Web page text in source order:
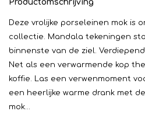
Productomschrijving
Deze vrolijke porseleinen mok is
collectie. Mandala tekeningen
binnenste van de ziel.
Net als een verwarmende kop
koffie. Las een verwenmoment
een heerlijke warme drank met
mok...